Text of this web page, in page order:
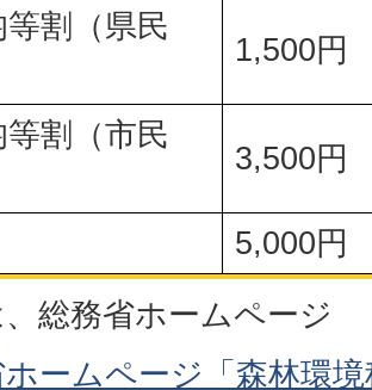
割（県民
1,500円
割（市民
3,500円
5,000円
総務省ホームページ
ームページ「森林環